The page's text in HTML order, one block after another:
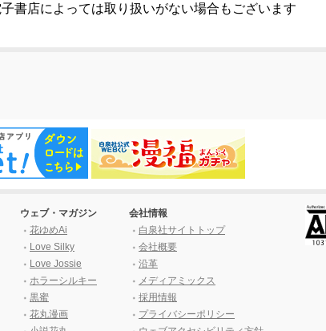
書店によっては取り扱いがない場合もございます
ウェブ・マガジン
花ゆめAi
Love Silky
Love Jossie
ホラーシルキー
黒蜜
花丸漫画
会社情報
白泉社サイトトップ
会社概要
沿革
メディアミックス
採用情報
プライバシーポリシー